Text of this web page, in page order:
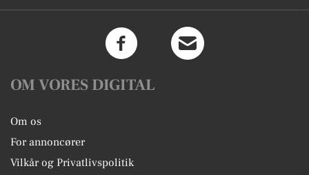
OM VORES DIGITAL
Om os
For annoncører
Vilkår og Privatlivspolitik